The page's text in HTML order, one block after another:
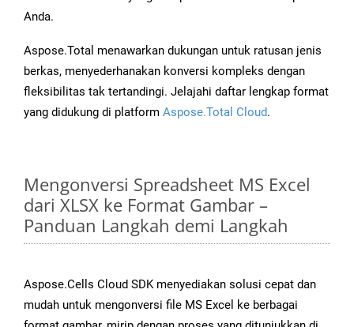
Anda.
Aspose.Total menawarkan dukungan untuk ratusan jenis
berkas, menyederhanakan konversi kompleks dengan
fleksibilitas tak tertandingi. Jelajahi daftar lengkap format
yang didukung di platform Aspose.Total Cloud.
Mengonversi Spreadsheet MS Excel
dari XLSX ke Format Gambar –
Panduan Langkah demi Langkah
Aspose.Cells Cloud SDK menyediakan solusi cepat dan
mudah untuk mengonversi file MS Excel ke berbagai